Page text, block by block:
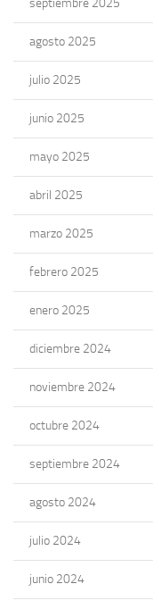
septiembre 2025
agosto 2025
julio 2025
junio 2025
mayo 2025
abril 2025
marzo 2025
febrero 2025
enero 2025
diciembre 2024
noviembre 2024
octubre 2024
septiembre 2024
agosto 2024
julio 2024
junio 2024